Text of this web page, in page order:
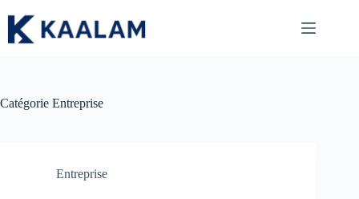
au
contenu
Catégorie Entreprise
Entreprise